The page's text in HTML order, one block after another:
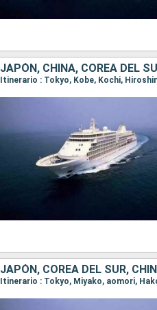
JAPÓN, CHINA, COREA DEL
Itinerario : Tokyo, Kobe, Kochi,
JAPÓN, COREA DEL SUR,